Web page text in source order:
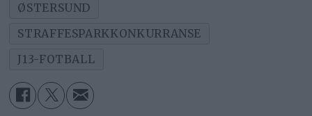
ØSTERSUND
STRAFFESPARKKONKURRANSE
J13-FOTBALL